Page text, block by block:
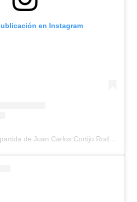
en Instagram
Una publicación compartida de Juan Carlos Cortijo Rodriguez (@corti_rock)